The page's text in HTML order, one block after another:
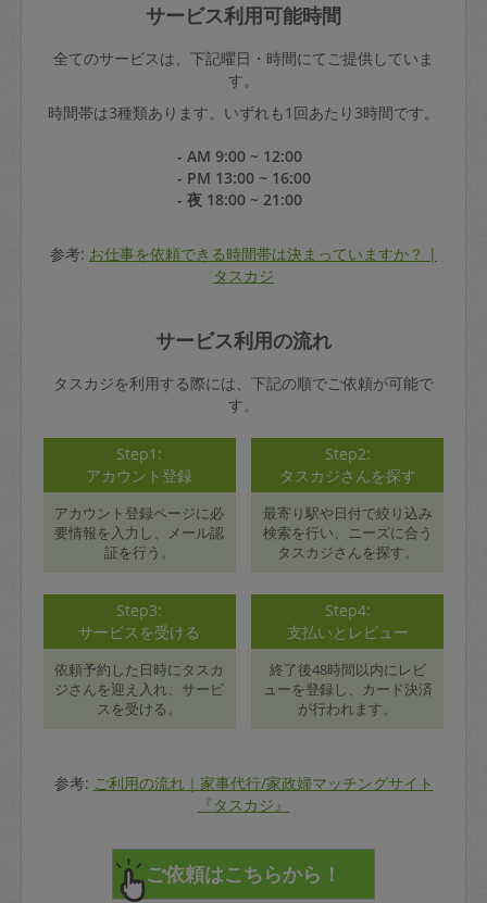
サービス利用可能時間
全てのサービスは、下記曜日・時間にてご提供していま
す。
時間帯は3種類あります。いずれも1回あたり3時間です。
- AM 9:00 ~ 12:00
- PM 13:00 ~ 16:00
- 夜 18:00 ~ 21:00
参考: お仕事を依頼できる時間帯は決まっていますか？ |
タスカジ
サービス利用の流れ
タスカジを利用する際には、下記の順でご依頼が可能で
す。
Step1:
アカウント登録
アカウント登録ページに必
要情報を入力し、メール認
証を行う。
Step2:
タスカジさんを探す
最寄り駅や日付で絞り込み
検索を行い、ニーズに合う
タスカジさんを探す。
Step3:
サービスを受ける
依頼予約した日時にタスカ
ジさんを迎え入れ、サービ
スを受ける。
Step4:
支払いとレビュー
終了後48時間以内にレビ
ューを登録し、カード決済
が行われます。
参考: ご利用の流れ｜家事代行/家政婦マッチングサイト
『タスカジ』